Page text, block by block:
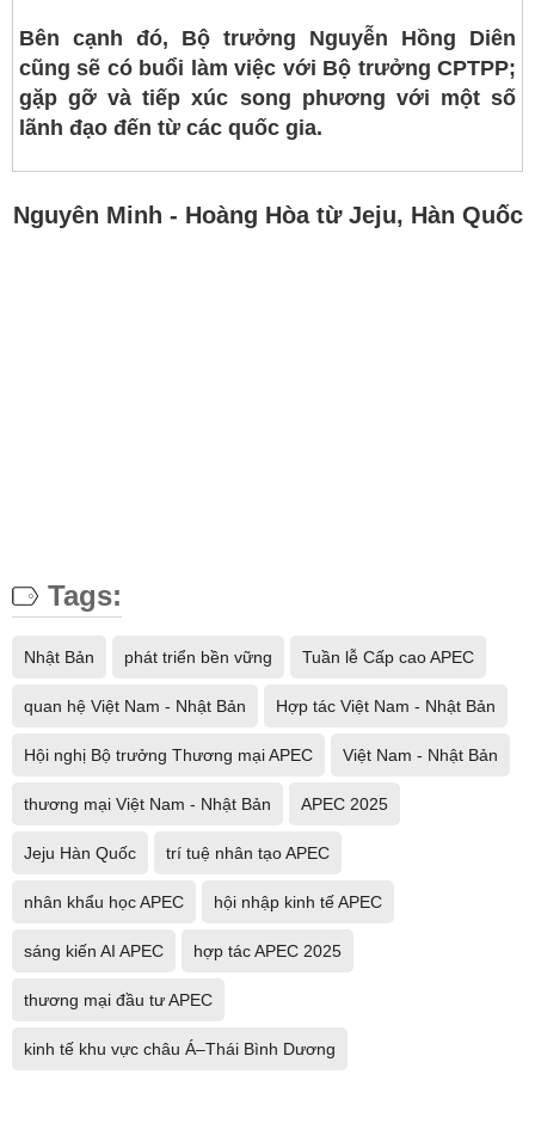
Bên cạnh đó, Bộ trưởng Nguyễn Hồng Diên
cũng sẽ có buổi làm việc với Bộ trưởng CPTPP;
gặp gỡ và tiếp xúc song phương với một số
lãnh đạo đến từ các quốc gia.
Nguyên Minh - Hoàng Hòa từ Jeju, Hàn Quốc
Tags:
Nhật Bản phát triển bền vững Tuần lễ Cấp cao APEC
quan hệ Việt Nam - Nhật Bản Hợp tác Việt Nam - Nhật Bản
Hội nghị Bộ trưởng Thương mại APEC Việt Nam - Nhật Bản
thương mại Việt Nam - Nhật Bản APEC 2025
Jeju Hàn Quốc trí tuệ nhân tạo APEC
nhân khẩu học APEC hội nhập kinh tế APEC
sáng kiến AI APEC hợp tác APEC 2025
thương mại đầu tư APEC
kinh tế khu vực châu Á–Thái Bình Dương